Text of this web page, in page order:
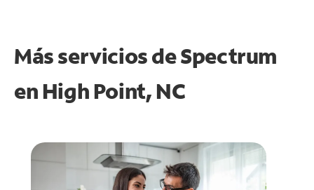
Más servicios de Spectrum
en High Point, NC